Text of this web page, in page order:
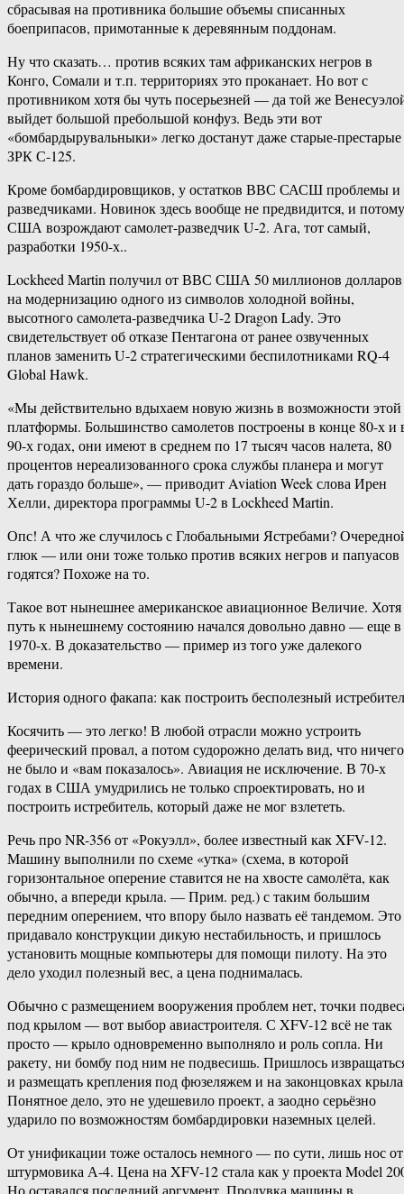
сбрасывая на противника большие объемы списанных
боеприпасов, примотанные к деревянным поддонам.
Ну что сказать… против всяких там африканских негров в
Конго, Сомали и т.п. территориях это проканает. Но вот с
противником хотя бы чуть посерьезней — да той же
выйдет большой пребольшой конфуз. Ведь эти вот
«бомбардырувальныки» легко достанут даже старые-престарые
ЗРК С-125.
Кроме бомбардировщиков, у остатков ВВС САСШ проблемы и
разведчиками. Новинок здесь вообще не предвидится, и потому
США возрождают самолет-разведчик U-2. Ага, тот самый,
разработки 1950-х..
Lockheed Martin получил от ВВС США 50 миллионов долларов
на модернизацию одного из символов холодной войны,
высотного самолета-разведчика U-2 Dragon Lady. Это
свидетельствует об отказе Пентагона от ранее озвученных
планов заменить U-2 стратегическими беспилотниками RQ-4
Global Hawk.
«Мы действительно вдыхаем новую жизнь в возможности этой
платформы. Большинство самолетов построены в конце 80-х и
90-х годах, они имеют в среднем по 17 тысяч часов налета, 80
процентов нереализованного срока службы планера и могут
дать гораздо больше», — приводит Aviation Week слова Ирен
Хелли, директора программы U-2 в Lockheed Martin.
Опс! А что же случилось с Глобальными Ястребами?
глюк — или они тоже только против всяких негров и папуасов
годятся? Похоже на то.
Такое вот нынешнее американское авиационное Величие. Хотя
путь к нынешнему состоянию начался довольно давно — еще в
1970-х. В доказательство — пример из того уже далекого
времени.
История одного факапа: как построить бесполезный
Косячить — это легко! В любой отрасли можно устроить
феерический провал, а потом судорожно делать вид, что ничего
не было и «вам показалось». Авиация не исключение. В 70-х
годах в США умудрились не только спроектировать, но и
построить истребитель, который даже не мог взлететь.
Речь про NR-356 от «Рокуэлл», более известный как XFV-12.
Машину выполнили по схеме «утка» (схема, в которой
горизонтальное оперение ставится не на хвосте самолёта, как
обычно, а впереди крыла. — Прим. ред.) с таким большим
передним оперением, что впору было назвать её тандемом. Это
придавало конструкции дикую нестабильность, и пришлось
установить мощные компьютеры для помощи пилоту. На это
дело уходил полезный вес, а цена поднималась.
Обычно с размещением вооружения проблем нет, точки
под крылом — вот выбор авиастроителя. С XFV-12 всё не так
просто — крыло одновременно выполняло и роль сопла. Ни
ракету, ни бомбу под ним не подвесишь. Пришлось
и размещать крепления под фюзеляжем и на законцовках
Понятное дело, это не удешевило проект, а заодно серьёзно
ударило по возможностям бомбардировки наземных целей.
От унификации тоже осталось немного — по сути, лишь нос от
штурмовика А-4. Цена на XFV-12 стала как у проекта Model